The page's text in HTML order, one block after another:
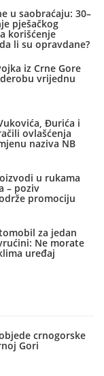
u saobraćaju: 30–
pješačkog
korišćenje
li su opravdane?
iz Crne Gore
vrijednu
Đurića i
ovlašćenja
naziva NB
u rukama
– poziv
promociju
za jedan
Ne morate
uređaj
crnogorske
Gori